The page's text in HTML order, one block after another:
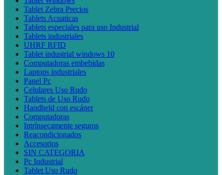
Tablet Zebra Precios
Tablets Acuaticas
Tablets especiales para uso Industrial
Tablets industriales
UHRF RFID
Tablet industrial windows 10
Computadoras embebidas
Laptops industriales
Panel Pc
Celulares Uso Rudo
Tablets de Uso Rudo
Handheld con escáner
Computadoras
Intrínsecamente seguros
Reacondicionados
Accesorios
SIN CATEGORIA
Pc Industrial
Tablet Uso Rudo